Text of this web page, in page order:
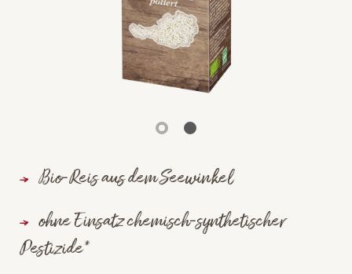
Bio-Reis aus dem Seewinkel
ohne Einsatz chemisch-synthetischer
Pestizide*